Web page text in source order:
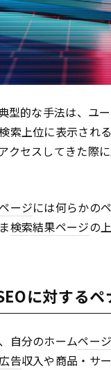
型的な手法は、ユ
索上位に表示され
クセスしてきた際
ージには何らかの
検索結果ページの
に対するペ
自分のホームペー
告収入や商品・サ